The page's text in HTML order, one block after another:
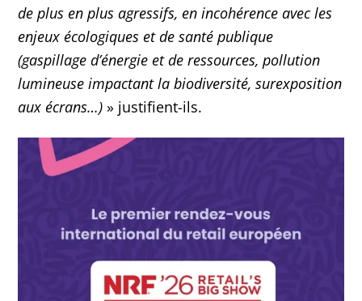
de plus en plus agressifs, en incohérence avec les
enjeux écologiques et de santé publique
(gaspillage d’énergie et de ressources, pollution
lumineuse impactant la biodiversité, surexposition
aux écrans…) » justifient-ils.